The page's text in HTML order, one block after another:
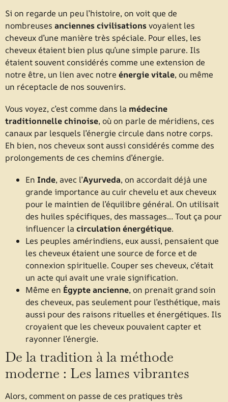
Si on regarde un peu l’histoire, on voit que de
nombreuses anciennes civilisationsvoyaient les
cheveux d’une manière très spéciale. Pour elles, les
cheveux étaient bien plus qu’une simple parure. Ils
étaient souvent considérés comme une extension de
notre être, un lien avec notre énergie vitale, ou même
un réceptacle de nos souvenirs.
Vous voyez, c’est comme dans la médecine
traditionnelle chinoise, où on parle de méridiens, ces
canaux par lesquels l’énergie circule dans notre corps.
Eh bien, nos cheveux sont aussi considérés comme des
prolongements de ces chemins d’énergie.
En Inde, avec l’Ayurveda, on accordait déjà une
grande importance au cuir chevelu et aux cheveux
pour le maintien de l’équilibre général. On utilisait
des huiles spécifiques, des massages… Tout ça pour
influencer la circulation énergétique.
Les peuples amérindiens, eux aussi, pensaient que
les cheveux étaient une source de force et de
connexion spirituelle. Couper ses cheveux, c’était
un acte qui avait une vraie signification.
Même en Égypte ancienne, on prenait grand soin
des cheveux, pas seulement pour l’esthétique, mais
aussi pour des raisons rituelles et énergétiques. Ils
croyaient que les cheveux pouvaient capter et
rayonner l’énergie.
De la tradition à la méthode
moderne : Les lames vibrantes
Alors, comment on passe de ces pratiques très